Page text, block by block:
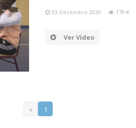
03 Dezembro 2020 179 K
Ver Vídeo
« 1